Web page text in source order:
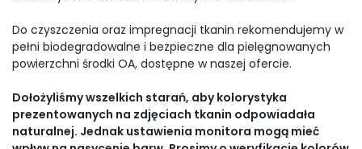
Do czyszczenia oraz impregnacji tkanin rekomendujemy w
pełni biodegradowalne i bezpieczne dla pielęgnowanych
powierzchni środki OA, dostępne w naszej ofercie.
Dołożyliśmy wszelkich starań, aby kolorystyka
prezentowanych na zdjęciach tkanin odpowiadała
naturalnej. Jednak ustawienia monitora mogą mieć